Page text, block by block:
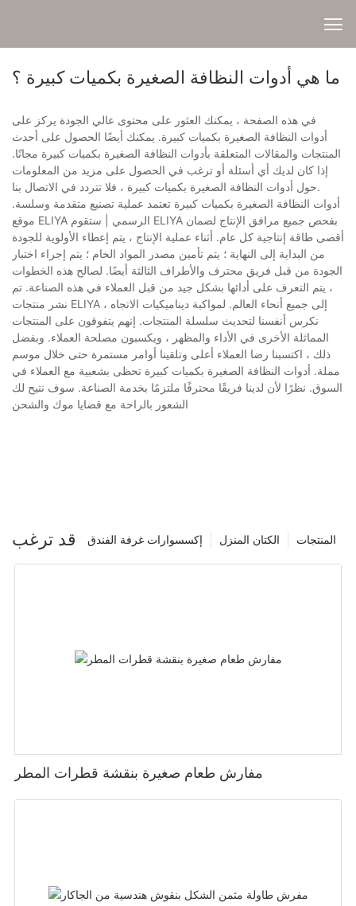
ما هي أدوات النظافة الصغيرة بكميات كبيرة ؟
في هذه الصفحة ، يمكنك العثور على محتوى عالي الجودة يركز على
أدوات النظافة الصغيرة بكميات كبيرة. يمكنك أيضًا الحصول على أحدث
المنتجات والمقالات المتعلقة بأدوات النظافة الصغيرة بكميات كبيرة مجانًا.
إذا كان لديك أي أسئلة أو ترغب في الحصول على مزيد من المعلومات
حول أدوات النظافة الصغيرة بكميات كبيرة ، فلا تتردد في الاتصال بنا.
أدوات النظافة الصغيرة بكميات كبيرة تعتمد عملية تصنيع متقدمة وسلسة.
موقع ELIYA الرسمي | ستقوم ELIYA بفحص جميع مرافق الإنتاج لضمان
أقصى طاقة إنتاجية كل عام. أثناء عملية الإنتاج ، يتم إعطاء الأولوية للجودة
من البداية إلى النهاية ؛ يتم تأمين مصدر المواد الخام ؛ يتم إجراء اختبار
الجودة من قبل فريق محترف والأطراف الثالثة أيضًا. لصالح هذه الخطوات
، يتم التعرف على أدائها بشكل جيد من قبل العملاء في هذه الصناعة. تم
نشر منتجات ELIYA إلى جميع أنحاء العالم. لمواكبة ديناميكيات الاتجاه ،
نكرس أنفسنا لتحديث سلسلة المنتجات. إنهم يتفوقون على المنتجات
المماثلة الأخرى في الأداء والمظهر ، ويكسبون مصلحة العملاء. وبفضل
ذلك ، اكتسبنا رضا العملاء أعلى وتلقينا أوامر مستمرة حتى خلال موسم
مملة. أدوات النظافة الصغيرة بكميات كبيرة تحظى بشعبية مع العملاء في
السوق. نظرًا لأن لدينا فريقًا محترفًا ملتزمًا بخدمة الصناعة. سوف نتيح لك
الشعور بالراحة مع قضايا موك والشحن
قد ترغب المنتجات الكتان المنزل إكسسوارات غرفة الفندق
مفارش طعام صغيرة بنقشة قطرات المطر